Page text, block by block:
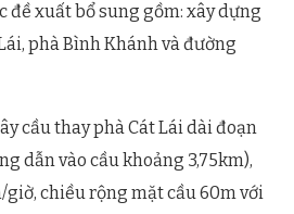
đề xuất bổ sung gồm: xây dựng
phà Bình Khánh và đường
cầu thay phà Cát Lái dài đoạn
dẫn vào cầu khoảng 3,75km),
chiều rộng mặt cầu 60m với